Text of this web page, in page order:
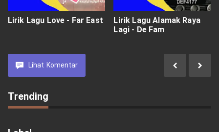
Lirik Lagu Love - Far East
Lirik Lagu Alamak Raya
Lagi - De Fam
Lihat Komentar
Trending